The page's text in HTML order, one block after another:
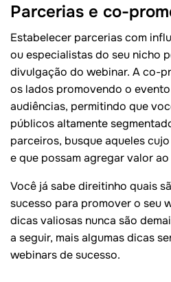
Parcerias e co-
Estabelecer parcerias com
ou especialistas do seu nicho
divulgação do webinar. A co-
os lados promovendo o
audiências, permitindo que
públicos altamente
parceiros, busque aqueles
e que possam agregar valor
Você já sabe direitinho quais
sucesso para promover o seu
dicas valiosas nunca são
a seguir, mais algumas dicas
webinars de sucesso.